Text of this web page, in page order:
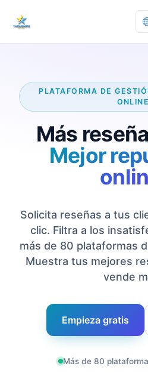
PLATAFORMA DE
ONLINE
Más
Mejor
Solicita reseñas a tus
clic. Filtra a los
más de 80 plataformas
Muestra tus mejores
vende
Empieza gratis
Más de 80